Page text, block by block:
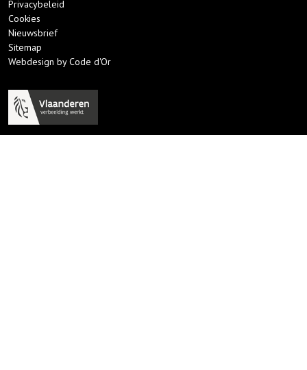
Privacybeleid
Cookies
Nieuwsbrief
Sitemap
Webdesign by Code d'Or